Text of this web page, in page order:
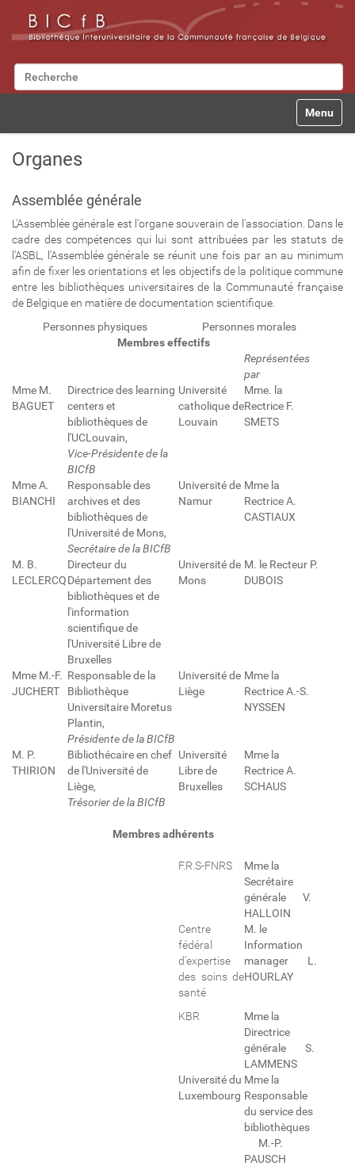
Chercher par
Recherche avancée…
v
Toggle
Organes
Assemblée générale
L'Assemblée générale est l'organe souverain de l'association. Dans le
cadre des compétences qui lui sont attribuées par les statuts de
l'ASBL, l'Assemblée générale se réunit une fois par an au minimum
afin de fixer les orientations et les objectifs de la politique commune
entre les bibliothèques universitaires de la Communauté française
de Belgique en matière de documentation scientifique.
Personnes physiques
Personnes morales
Membres effectifs
Représentées
par
Mme M.
BAGUET
Directrice des learning
centers et
bibliothèques de
l'UCLouvain,
Vice-Présidente de la
BICfB
Université
catholique de
Louvain
Mme. la
Rectrice F.
SMETS
Mme A.
BIANCHI
Responsable des
archives et des
bibliothèques de
l'Université de Mons,
Secrétaire de la BICfB
Université de
Namur
Mme la
Rectrice A.
CASTIAUX
M. B.
LECLERCQ
Directeur du
Département des
bibliothèques et de
l'information
scientifique de
l'Université Libre de
Bruxelles
Université de
Mons
M. le Recteur P.
DUBOIS
Mme M.-F.
JUCHERT
Responsable de la
Bibliothèque
Universitaire Moretus
Plantin,
Présidente de la BICfB
Université de
Liège
Mme la
Rectrice A.-S.
NYSSEN
M. P.
THIRION
Bibliothécaire en chef
de l'Université de
Liège,
Trésorier de la BICfB
Université
Libre de
Bruxelles
Mme la
Rectrice A.
SCHAUS
Membres adhérents
F.R.S-FNRS
Mme la
Secrétaire
générale V.
HALLOIN
Centre
fédéral
d'expertise
des soins de
santé
M. le
Information
manager L.
HOURLAY
KBR
Mme la
Directrice
générale S.
LAMMENS
Université du
Luxembourg
Mme la
Responsable
du service des
bibliothèques
M.-P.
PAUSCH